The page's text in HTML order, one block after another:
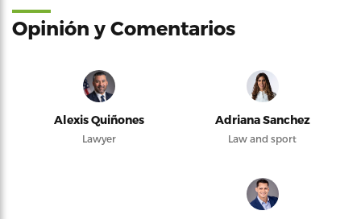
Opinión y Comentarios
Alexis Quiñones
Lawyer
Adriana Sanchez
Law and sport